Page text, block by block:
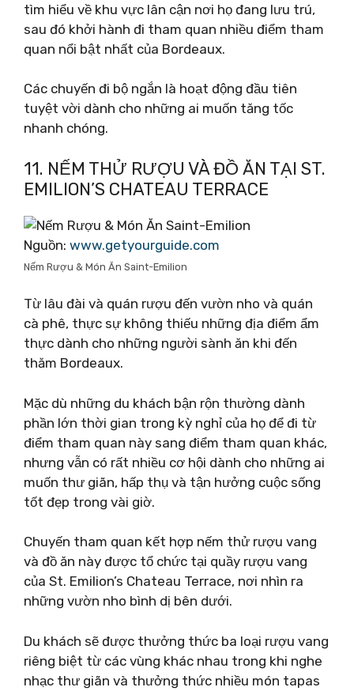
tìm hiểu về khu vực lân cận nơi họ đang lưu trú,
sau đó khởi hành đi tham quan nhiều điểm tham
quan nổi bật nhất của Bordeaux.
Các chuyến đi bộ ngắn là hoạt động đầu tiên
tuyệt vời dành cho những ai muốn tăng tốc
nhanh chóng.
11. NẾM THỬ RƯỢU VÀ ĐỒ ĂN TẠI ST.
EMILION’S CHATEAU TERRACE
Nguồn: www.getyourguide.com
Nếm Rượu & Món Ăn Saint-Emilion
Từ lâu đài và quán rượu đến vườn nho và quán
cà phê, thực sự không thiếu những địa điểm ẩm
thực dành cho những người sành ăn khi đến
thăm Bordeaux.
Mặc dù những du khách bận rộn thường dành
phần lớn thời gian trong kỳ nghỉ của họ để đi từ
điểm tham quan này sang điểm tham quan khác,
nhưng vẫn có rất nhiều cơ hội dành cho những ai
muốn thư giãn, hấp thụ và tận hưởng cuộc sống
tốt đẹp trong vài giờ.
Chuyến tham quan kết hợp nếm thử rượu vang
và đồ ăn này được tổ chức tại quầy rượu vang
của St. Emilion’s Chateau Terrace, nơi nhìn ra
những vườn nho bình dị bên dưới.
Du khách sẽ được thưởng thức ba loại rượu vang
riêng biệt từ các vùng khác nhau trong khi nghe
nhạc thư giãn và thưởng thức nhiều món tapas